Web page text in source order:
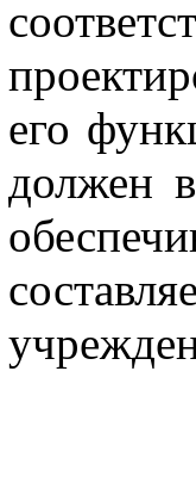
его
должен